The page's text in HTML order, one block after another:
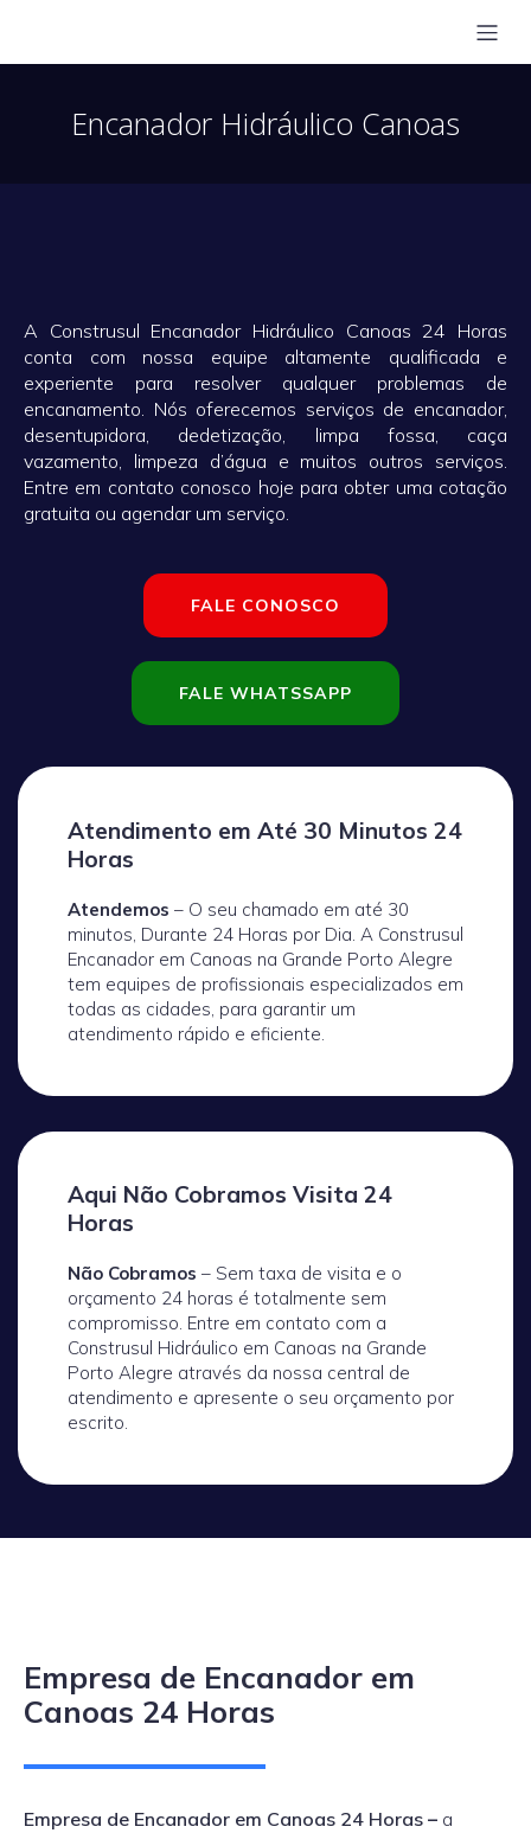
Encanador Hidráulico Canoas️
A Construsul Encanador Hidráulico Canoas 24 Horas
conta com nossa equipe altamente qualificada e
experiente para resolver qualquer problemas de
encanamento. Nós oferecemos serviços de encanador,
desentupidora, dedetização, limpa fossa, caça
vazamento, limpeza d’água e muitos outros serviços.
Entre em contato conosco hoje para obter uma cotação
gratuita ou agendar um serviço.
FALE CONOSCO
FALE WHATSSAPP
Atendimento em Até 30 Minutos 24
Horas
Atendemos – O seu chamado em até 30
minutos, Durante 24 Horas por Dia. A Construsul
Encanador em Canoas na Grande Porto Alegre
tem equipes de profissionais especializados em
todas as cidades, para garantir um
atendimento rápido e eficiente.
Aqui Não Cobramos Visita 24
Horas
Não Cobramos – Sem taxa de visita e o
orçamento 24 horas é totalmente sem
compromisso. Entre em contato com a
Construsul Hidráulico em Canoas na Grande
Porto Alegre através da nossa central de
atendimento e apresente o seu orçamento por
escrito.
Empresa de Encanador em
Canoas 24 Horas
Empresa de Encanador em Canoas 24 Horas – a